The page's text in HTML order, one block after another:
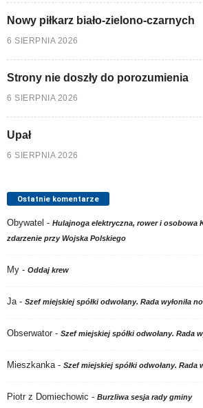
Nowy piłkarz biało-zielono-czarnych
6 SIERPNIA 2026
Strony nie doszły do porozumienia
6 SIERPNIA 2026
Upał
6 SIERPNIA 2026
Ostatnie komentarze
Obywatel - Hulajnoga elektryczna, rower i osobowa
zdarzenie przy Wojska Polskiego
My - Oddaj krew
Ja- Szef miejskiej spółki odwołany. Rada wyłoniła
Obserwator - Szef miejskiej spółki odwołany. Rada
Mieszkanka- Szef miejskiej spółki odwołany. Rada
Piotr z Domiechowic - Burzliwa sesja rady gminy